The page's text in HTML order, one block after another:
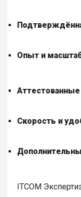
Опыт и
Скорость и
ITCOM